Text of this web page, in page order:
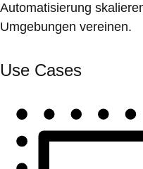
Automatisierung
Umgebungen vereinen.
Use Cases